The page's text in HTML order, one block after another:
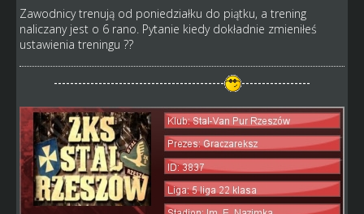
Zawodnicy trenują od poniedziałku do piątku, a trening
naliczany jest o 6 rano. Pytanie kiedy dokładnie zmieniłeś
ustawienia treningu ??
------------------------------------------ -----------------